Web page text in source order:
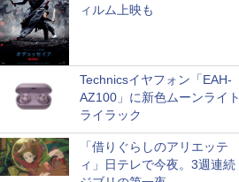
ィルム上映も
Technicsイヤフォン「EAH-
AZ100」に新色ムーンライト
ライラック
「借りぐらしのアリエッテ
ィ」日テレで今夜。3週連続